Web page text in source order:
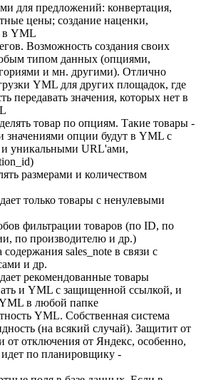
для предложений: конвертация,
цены; создание наценки,
в YML
Возможность создания своих
типом данных (опциями,
и мн. другими). Отлично
YML для других площадок, где
передавать значения, которых нет в
товар по опциям. Такие товары -
значениями опции будут в YML с
уникальными URL'ами,
размерами и количеством
только товары с ненулевыми
фильтрации товаров (по ID, по
по производителю и др.)
содержания sales_note в связи с
и др.
рекомендованные товары
и YML с защищенной ссылкой, и
в любой папке
YML. Собственная система
(на всякий случай). Защитит от
отключения от Яндекс, особенно,
по планировщику -